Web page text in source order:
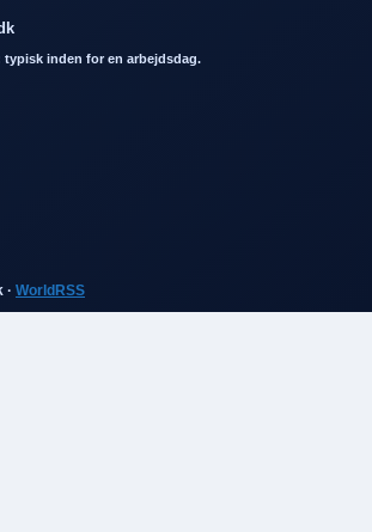
typisk inden for en arbejdsdag.
· WorldRSS